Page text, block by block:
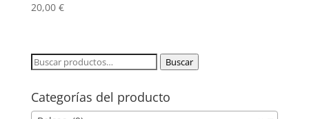
20,00 €
Buscar
Buscar
Categorías del producto